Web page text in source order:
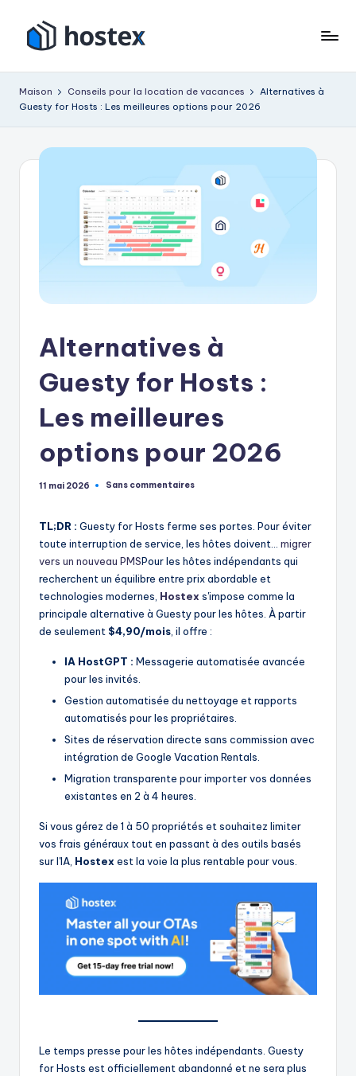
Accéder
contenu
o
s
location
en
automatique
Maison Conseils pour la location de vacances
Alternatives à
Guesty for Hosts : Les meilleures options pour 2026
Alternatives à
Guesty for Hosts :
Les meilleures
options pour 2026
11 mai 2026 Sans commentaires
TL;DR : Guesty for Hosts ferme ses portes. Pour éviter
toute interruption de service, les hôtes doivent… migrer
vers un nouveau PMSPour les hôtes indépendants qui
recherchent un équilibre entre prix abordable et
technologies modernes, Hostex s'impose comme la
principale alternative à Guesty pour les hôtes. À partir
de seulement $4,90/mois , il offre :
IA HostGPT : Messagerie automatisée avancée
pour les invités.
Gestion automatisée du nettoyage et rapports
automatisés pour les propriétaires.
Sites de réservation directe sans commission avec
intégration de Google Vacation Rentals.
Migration transparente pour importer vos données
existantes en 2 à 4 heures.
Si vous gérez de 1 à 50 propriétés et souhaitez limiter
vos frais généraux tout en passant à des outils basés
sur l'IA, Hostex est la voie la plus rentable pour vous.
Le temps presse pour les hôtes indépendants. Guesty
for Hosts est officiellement abandonné et ne sera plus